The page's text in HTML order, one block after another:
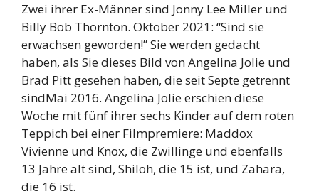
Zwei ihrer Ex-Männer sind Jonny Lee Miller und
Billy Bob Thornton. Oktober 2021: “Sind sie
erwachsen geworden!” Sie werden gedacht
haben, als Sie dieses Bild von Angelina Jolie und
Brad Pitt gesehen haben, die seit Septe getrennt
sindMai 2016. Angelina Jolie erschien diese
Woche mit fünf ihrer sechs Kinder auf dem roten
Teppich bei einer Filmpremiere: Maddox
Vivienne und Knox, die Zwillinge und ebenfalls
13 Jahre alt sind, Shiloh, die 15 ist, und Zahara,
die 16 ist.